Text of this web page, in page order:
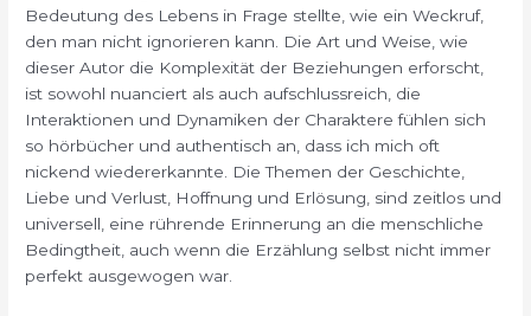
Bedeutung des Lebens in Frage stellte, wie ein Weckruf,
den man nicht ignorieren kann. Die Art und Weise, wie
dieser Autor die Komplexität der Beziehungen erforscht,
ist sowohl nuanciert als auch aufschlussreich, die
Interaktionen und Dynamiken der Charaktere fühlen sich
so hörbücher und authentisch an, dass ich mich oft
nickend wiedererkannte. Die Themen der Geschichte,
Liebe und Verlust, Hoffnung und Erlösung, sind zeitlos und
universell, eine rührende Erinnerung an die menschliche
Bedingtheit, auch wenn die Erzählung selbst nicht immer
perfekt ausgewogen war.